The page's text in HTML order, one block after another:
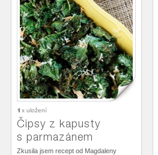
1 x uložení
Čipsy z kapusty
s parmazánem
Zkusila jsem recept od Magdaleny